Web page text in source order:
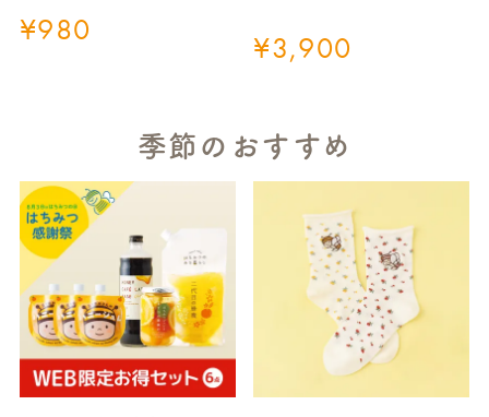
¥980 ¥3,900
季節のおすすめ